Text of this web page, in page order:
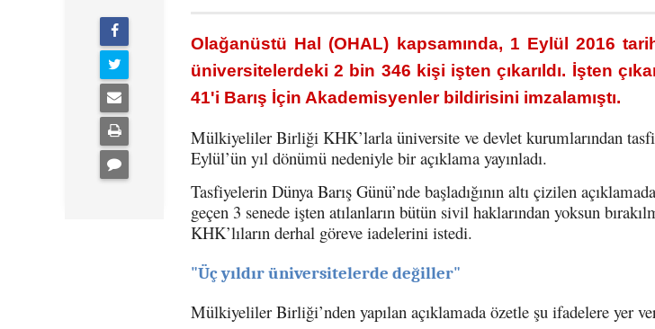
Olağanüstü Hal (OHAL) kapsamında, 1 Eylül 2016
üniversitelerdeki 2 bin 346 kişi işten çıkarıldı. İşten
41'i Barış İçin Akademisyenler bildirisini imzalamıştı.
Mülkiyeliler Birliği KHK’larla üniversite ve devlet kurumlarından
Eylül’ün yıl dönümü nedeniyle bir açıklama yayınladı.
Tasfiyelerin Dünya Barış Günü’nde başladığının altı çizilen
geçen 3 senede işten atılanların bütün sivil haklarından yoksun
KHK’lıların derhal göreve iadelerini istedi.
"Üç yıldır üniversitelerde değiller"
Mülkiyeliler Birliği’nden yapılan açıklamada özetle şu ifadelere yer